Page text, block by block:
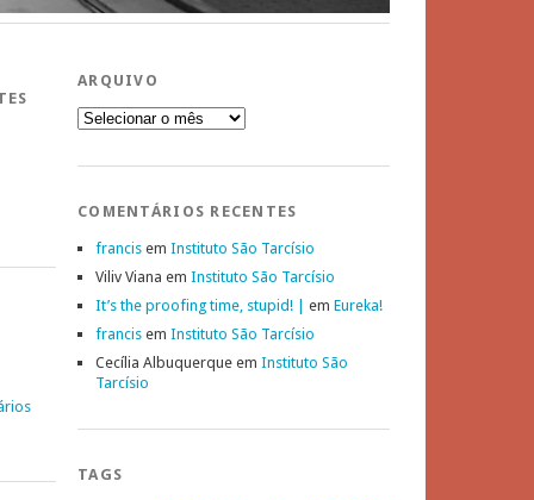
ARQUIVO
Arquivo
COMENTÁRIOS RECENTES
francis em Instituto São Tarcísio
Viliv Viana em Instituto São Tarcísio
It’s the proofing time, stupid! |
em Eureka!
francis em Instituto São Tarcísio
Cecília Albuquerque em Instituto São
Tarcísio
TAGS